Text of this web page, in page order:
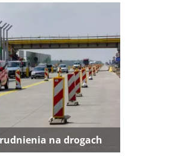
na drogach